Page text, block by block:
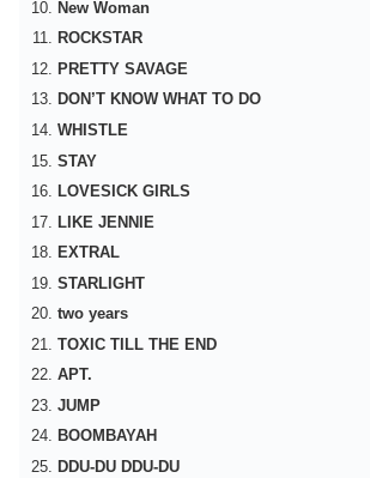
New Woman
ROCKSTAR
PRETTY SAVAGE
DON’T KNOW WHAT TO DO
WHISTLE
STAY
LOVESICK GIRLS
LIKE JENNIE
EXTRAL
STARLIGHT
two years
TOXIC TILL THE END
APT.
JUMP
BOOMBAYAH
DDU-DU DDU-DU